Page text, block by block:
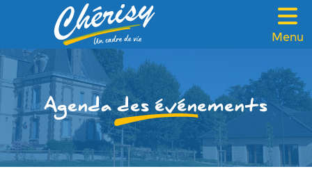
Menu
VOTRE MAIRIE
CADRE DE VIE
FAMILLE & SOLIDARITÉ
LOISIRS & TOURISME
Agenda des événements